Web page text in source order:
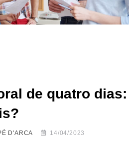
de quatro dias:
D'ARCA 14/04/2023